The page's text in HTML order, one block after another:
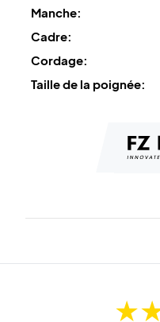
Manche:
Cadre:
Cordage:
Taille de la poignée: